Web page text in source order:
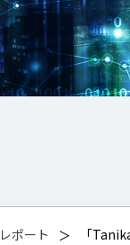
レポート ＞ 「